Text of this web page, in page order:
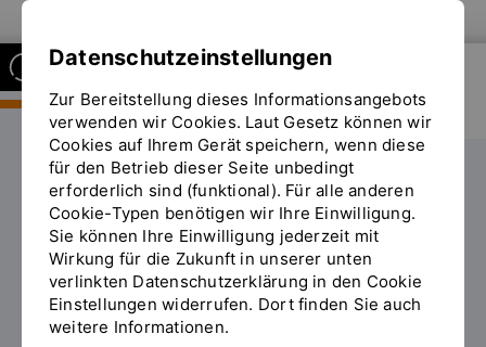
FAKULTÄT
BAUINGENIEURWESEN
Sie
befinden
sich
auf
der
Seite
"Funktionsträger"
Personen Funktionsträger
Datenschutzeinstellungen
Zur Bereitstellung dieses Informationsangebots
verwenden wir Cookies. Laut Gesetz können wir
Cookies auf Ihrem Gerät speichern, wenn diese
für den Betrieb dieser Seite unbedingt
erforderlich sind (funktional). Für alle anderen
Cookie-Typen benötigen wir Ihre Einwilligung.
Sie können Ihre Einwilligung jederzeit mit
Wirkung für die Zukunft in unserer unten
verlinkten Datenschutzerklärung in den Cookie
Einstellungen widerrufen. Dort finden Sie auch
weitere Informationen.